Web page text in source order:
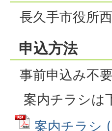
長久手市役所
申込方法
事前申込み不
案内チラシは
案内チラシ